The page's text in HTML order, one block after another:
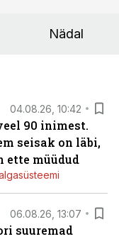
Nädal
04.08.26, 10:42
90 inimest.
seisak on läbi,
ette müüdud
06.08.26, 13:07
suuremad